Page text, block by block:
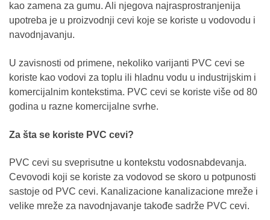
kao zamena za gumu. Ali njegova najrasprostranjenija
upotreba je u proizvodnji cevi koje se koriste u vodovodu i
navodnjavanju.
U zavisnosti od primene, nekoliko varijanti PVC cevi se
koriste kao vodovi za toplu ili hladnu vodu u industrijskim i
komercijalnim kontekstima. PVC cevi se koriste više od 80
godina u razne komercijalne svrhe.
Za šta se koriste PVC cevi?
PVC cevi su sveprisutne u kontekstu vodosnabdevanja.
Cevovodi koji se koriste za vodovod se skoro u potpunosti
sastoje od PVC cevi. Kanalizacione kanalizacione mreže i
velike mreže za navodnjavanje takođe sadrže PVC cevi.